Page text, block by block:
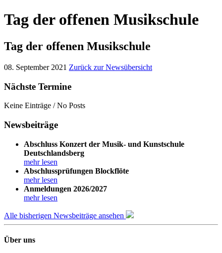
Tag der offenen Musikschule
Tag der offenen Musikschule
08. September 2021 Zurück zur Newsübersicht
Nächste Termine
Keine Einträge / No Posts
Newsbeiträge
Abschluss Konzert der Musik- und Kunstschule
Deutschlandsberg
mehr lesen
Abschlussprüfungen Blockflöte
mehr lesen
Anmeldungen 2026/2027
mehr lesen
Alle bisherigen Newsbeiträge ansehen
Über uns